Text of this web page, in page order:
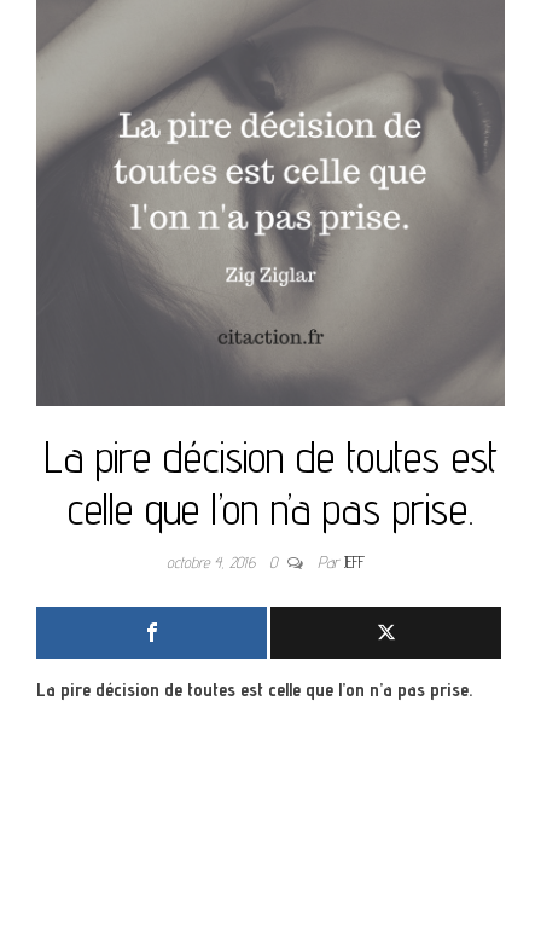
La pire décision de toutes est
celle que l’on n’a pas prise.
octobre 4, 2016 0 ParJEFF
La pire décision de toutes est celle que l’on n’a pas prise.